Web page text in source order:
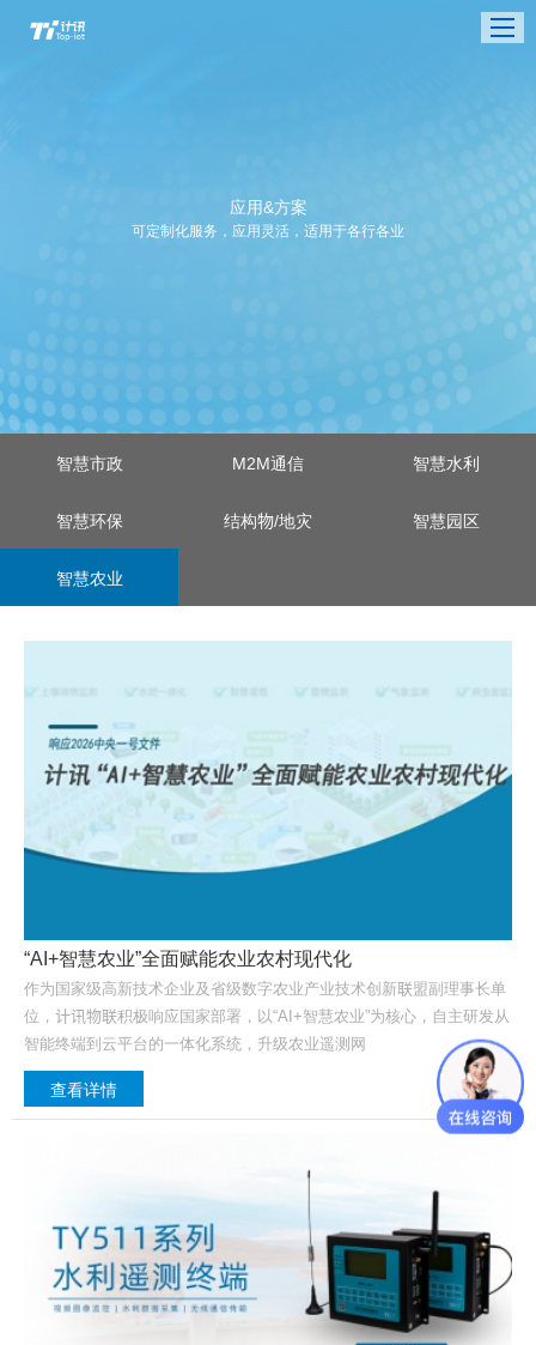
应用&方案
可定制化服务，应用灵活，适用于各行各业
智慧市政 M2M通信 智慧水利
智慧环保 结构物/地灾 智慧园区
智慧农业
“AI+智慧农业”全面赋能农业农村现代化
作为国家级高新技术企业及省级数字农业产业技术创新联盟副理事长单
位，计讯物联积极响应国家部署，以“AI+智慧农业”为核心，自主研发从
智能终端到云平台的一体化系统，升级农业遥测网
查看详情